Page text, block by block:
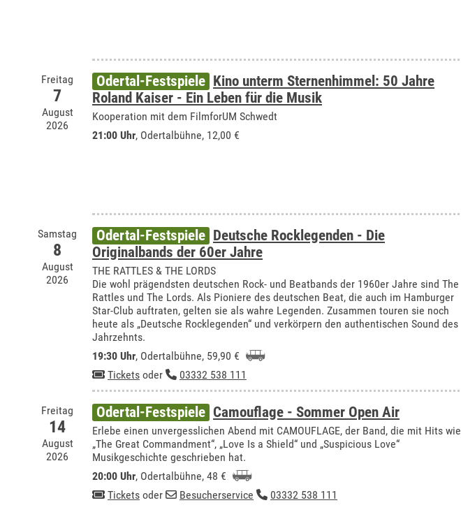
Freitag
7
August
2026
Odertal-Festspiele Kino unterm Sternenhimmel: 50 Jahre
Roland Kaiser - Ein Leben für die Musik
Kooperation mit dem FilmforUM Schwedt
21:00 Uhr, Odertalbühne, 12,00 €
Samstag
8
August
2026
Odertal-Festspiele Deutsche Rocklegenden - Die
Originalbands der 60er Jahre
THE RATTLES & THE LORDS
Die wohl prägendsten deutschen Rock- und Beatbands der 1960er Jahre sind The
Rattles und The Lords. Als Pioniere des deutschen Beat, die auch im Hamburger
Star-Club auftraten, gelten sie als wahre Legenden. Zusammen touren sie noch
heute als „Deutsche Rocklegenden“ und verkörpern den authentischen Sound des
Jahrzehnts.
19:30 Uhr, Odertalbühne, 59,90 €
Tickets oder 03332 538 111
Freitag
14
August
2026
Odertal-Festspiele Camouflage - Sommer Open Air
Erlebe einen unvergesslichen Abend mit CAMOUFLAGE, der Band, die mit Hits wie
„The Great Commandment“, „Love Is a Shield“ und „Suspicious Love“
Musikgeschichte geschrieben hat.
20:00 Uhr, Odertalbühne, 48 €
Tickets oder Besucherservice 03332 538 111